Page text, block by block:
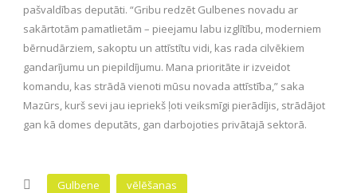
pašvaldības deputāti. “Gribu redzēt Gulbenes novadu ar
sakārtotām pamatlietām – pieejamu labu izglītību, moderniem
bērnudārziem, sakoptu un attīstītu vidi, kas rada cilvēkiem
gandarījumu un piepildījumu. Mana prioritāte ir izveidot
komandu, kas strādā vienoti mūsu novada attīstība,” saka
Mazūrs, kurš sevi jau iepriekš ļoti veiksmīgi pierādījis, strādājot
gan kā domes deputāts, gan darbojoties privātajā sektorā.
Gulbene vēlēšanas